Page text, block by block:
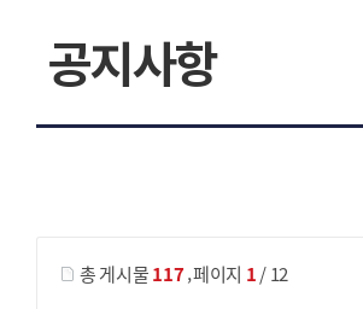
공지사항
총 게시물117,페이지 1/ 12